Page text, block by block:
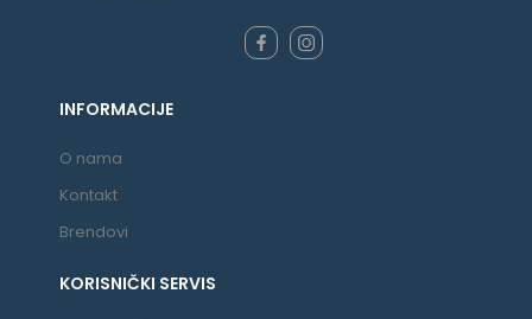
INFORMACIJE
O nama
Kontakt
Brendovi
KORISNIČKI SERVIS